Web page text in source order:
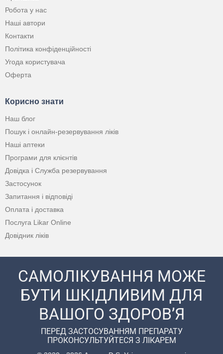
Робота у нас
Наші автори
Контакти
Політика конфіденційності
Угода користувача
Оферта
Корисно знати
Наш блог
Пошук і онлайн-резервування ліків
Наші аптеки
Програми для клієнтів
Довідка і Служба резервування
Застосунок
Запитання і відповіді
Оплата і доставка
Послуга Likar Online
Довідник ліків
САМОЛІКУВАННЯ МОЖЕ
БУТИ ШКІДЛИВИМ ДЛЯ
ВАШОГО ЗДОРОВ’Я
ПЕРЕД ЗАСТОСУВАННЯМ ПРЕПАРАТУ
ПРОКОНСУЛЬТУЙТЕСЯ З ЛІКАРЕМ